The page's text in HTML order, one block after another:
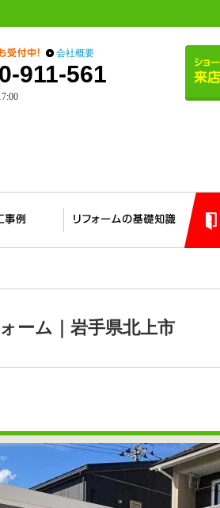
会社概要
911-561
ーム｜岩手県北上市